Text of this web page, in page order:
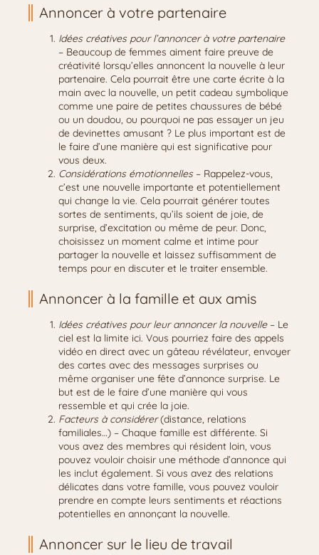
Annoncer à votre partenaire
Idées créatives pour l’annoncer à votre partenaire
– Beaucoup de femmes aiment faire preuve de
créativité lorsqu’elles annoncent la nouvelle à leur
partenaire. Cela pourrait être une carte écrite à la
main avec la nouvelle, un petit cadeau symbolique
comme une paire de petites chaussures de bébé
ou un doudou, ou pourquoi ne pas essayer un jeu
de devinettes amusant ? Le plus important est de
le faire d’une manière qui est significative pour
vous deux.
Considérations émotionnelles– Rappelez-vous,
c’est une nouvelle importante et potentiellement
qui change la vie. Cela pourrait générer toutes
sortes de sentiments, qu’ils soient de joie, de
surprise, d’excitation ou même de peur. Donc,
choisissez un moment calme et intime pour
partager la nouvelle et laissez suffisamment de
temps pour en discuter et le traiter ensemble.
Annoncer à la famille et aux amis
Idées créatives pour leur annoncer la nouvelle– Le
ciel est la limite ici. Vous pourriez faire des appels
vidéo en direct avec un gâteau révélateur, envoyer
des cartes avec des messages surprises ou
même organiser une fête d’annonce surprise. Le
but est de le faire d’une manière qui vous
ressemble et qui crée la joie.
Facteurs à considérer(distance, relations
familiales…) – Chaque famille est différente. Si
vous avez des membres qui résident loin, vous
pouvez vouloir choisir une méthode d’annonce qui
les inclut également. Si vous avez des relations
délicates dans votre famille, vous pouvez vouloir
prendre en compte leurs sentiments et réactions
potentielles en annonçant la nouvelle.
Annoncer sur le lieu de travail